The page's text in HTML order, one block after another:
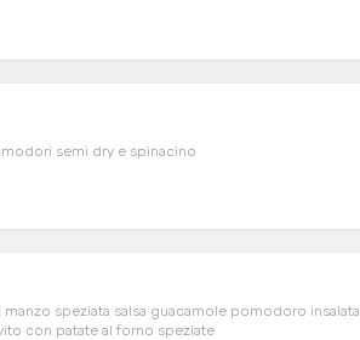
Tartare di tonno rosso , Lime, burrata, pomodori semi dry e spinacino
speziata salsa guacamole pomodoro insalata
con patate al forno speziate